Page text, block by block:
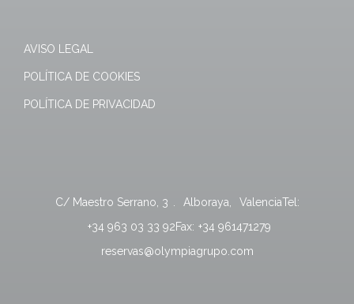
AVISO LEGAL
POLÍTICA DE COOKIES
POLÍTICA DE PRIVACIDAD
C/ Maestro Serrano, 3 . Alboraya, ValenciaTel:
+34 963 03 33 92Fax: +34 961471279
reservas@olympiagrupo.com